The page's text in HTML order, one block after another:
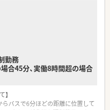
庭との両立に非常に理解がある職
り、状況に応じてグループ企業か
の負担を最小限に抑える工夫をし
勤務
45分、実働8時間超の場合
】
バスで6分ほどの距離に位置して